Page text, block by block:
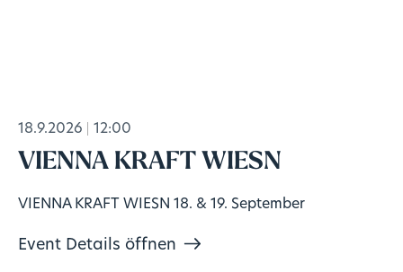
18.9.2026 12:00
VIENNA KRAFT WIESN
VIENNA KRAFT WIESN 18. & 19. September
Event Details öffnen